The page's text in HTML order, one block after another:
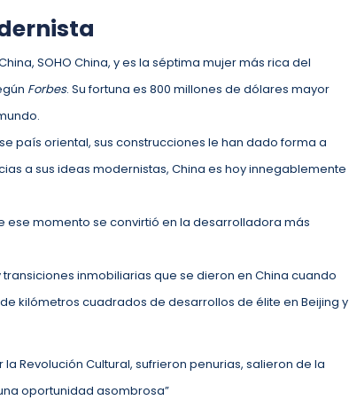
SOHO China, y es la séptima mujer más rica del
Forbes. Su fortuna es 800 millones de dólares mayor
país oriental, sus construcciones le han dado forma a
a sus ideas modernistas, China es hoy innegablemente
ese momento se convirtió en la desarrolladora más
inmobiliarias que se dieron en China cuando
kilómetros cuadrados de desarrollos de élite en Beijing y
Revolución Cultural, sufrieron penurias, salieron de la
oportunidad asombrosa”